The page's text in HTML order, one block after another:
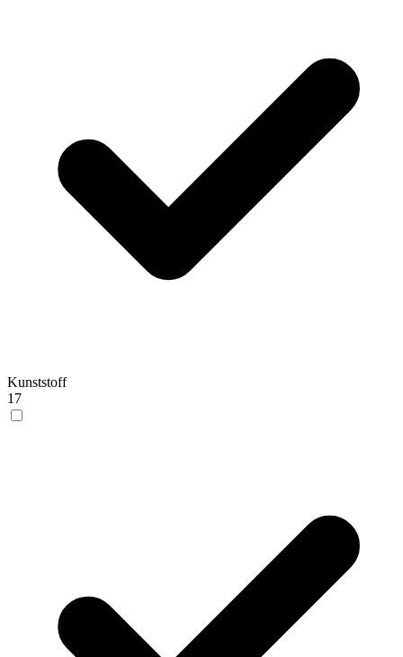
Kunststoff
17